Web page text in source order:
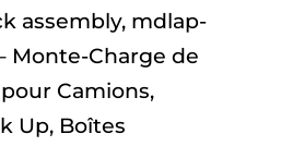
assembly, mdlap-
Monte-Charge de
Camions,
Up, Boîtes